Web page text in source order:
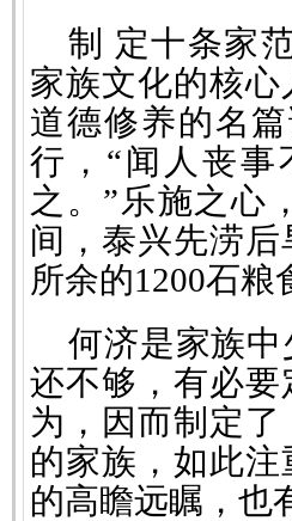
制 定十条家
家族文化的核
道德修养的名
行，“闻人丧
之。”乐施之心
间，泰兴先涝
所余的1200石
何济是家族
还不够，有必
为，因而制定
的家族，如此
的高瞻远瞩，也